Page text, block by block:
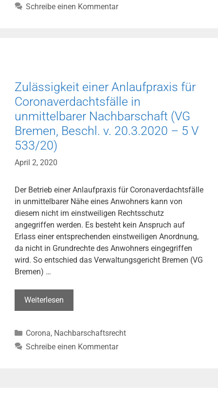
rechtmäßig
7
L
192/20)
Schreibe einen Kommentar
Zulässigkeit einer Anlaufpraxis für
Coronaverdachtsfälle in
unmittelbarer Nachbarschaft (VG
Bremen, Beschl. v. 20.3.2020 – 5 V
533/20)
April 2, 2020
Der Betrieb einer Anlaufpraxis für Coronaverdachtsfälle
in unmittelbarer Nähe eines Anwohners kann von
diesem nicht im einstweiligen Rechtsschutz
angegriffen werden. Es besteht kein Anspruch auf
Erlass einer entsprechenden einstweiligen Anordnung,
da nicht in Grundrechte des Anwohners eingegriffen
wird. So entschied das Verwaltungsgericht Bremen (VG
Bremen) …
Weiterlesen
einer
für
Coronaverdachtsfälle
Kategorien
Corona, Nachbarschaftsrecht
Schreibe einen Kommentar